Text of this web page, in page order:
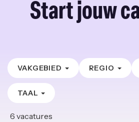
Start jouw
VAKGEBIED REGIO
TAAL
6 vacatures